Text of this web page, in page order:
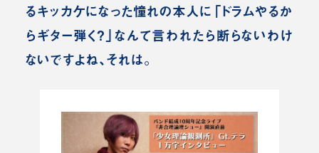
るキッカケになった憧れの本人に「ドラムやるか
らギター弾く？」なんて言われたら断らないわけ
ないですよね、それは。